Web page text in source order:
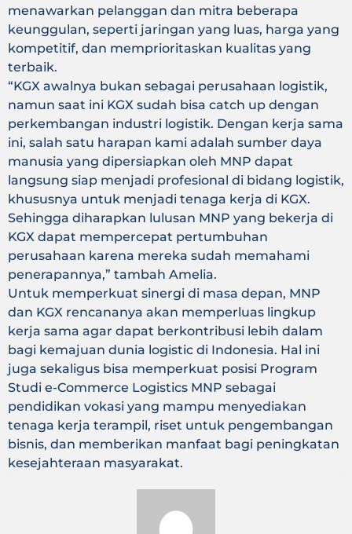
menawarkan pelanggan dan mitra beberapa
keunggulan, seperti jaringan yang luas, harga yang
kompetitif, dan memprioritaskan kualitas yang
terbaik.
“KGX awalnya bukan sebagai perusahaan logistik,
namun saat ini KGX sudah bisa catch up dengan
perkembangan industri logistik. Dengan kerja sama
ini, salah satu harapan kami adalah sumber daya
manusia yang dipersiapkan oleh MNP dapat
langsung siap menjadi profesional di bidang logistik,
khususnya untuk menjadi tenaga kerja di KGX.
Sehingga diharapkan lulusan MNP yang bekerja di
KGX dapat mempercepat pertumbuhan
perusahaan karena mereka sudah memahami
penerapannya,” tambah Amelia.
Untuk memperkuat sinergi di masa depan, MNP
dan KGX rencananya akan memperluas lingkup
kerja sama agar dapat berkontribusi lebih dalam
bagi kemajuan dunia logistic di Indonesia. Hal ini
juga sekaligus bisa memperkuat posisi Program
Studi e-Commerce Logistics MNP sebagai
pendidikan vokasi yang mampu menyediakan
tenaga kerja terampil, riset untuk pengembangan
bisnis, dan memberikan manfaat bagi peningkatan
kesejahteraan masyarakat.